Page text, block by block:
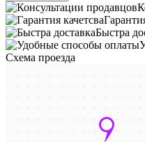
Быстра
Схема проезда